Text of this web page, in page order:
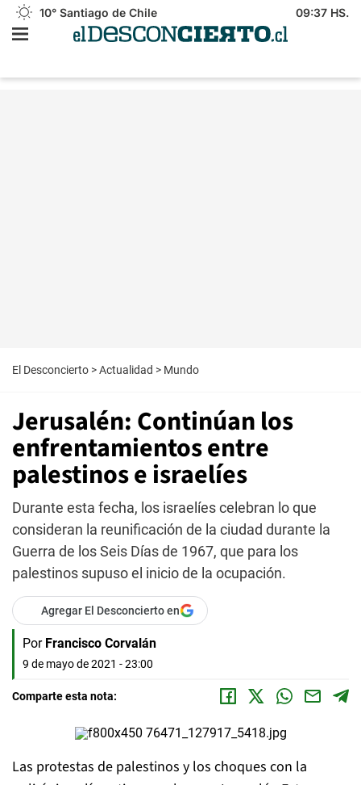
10° Santiago de Chile 09:37 HS.
El Desconcierto >Actualidad > Mundo
Jerusalén: Continúan los
enfrentamientos entre
palestinos e israelíes
Durante esta fecha, los israelíes celebran lo que
consideran la reunificación de la ciudad durante la
Guerra de los Seis Días de 1967, que para los
palestinos supuso el inicio de la ocupación.
Agregar El Desconcierto en
Por Francisco Corvalán
9 de mayo de 2021 - 23:00
Comparte esta nota:
Las protestas de palestinos y los choques con la